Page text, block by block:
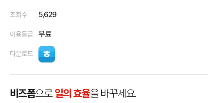
조회수 5,629
이용등급 무료
다운로드
비즈폼으로 일의 효율을 바꾸세요.